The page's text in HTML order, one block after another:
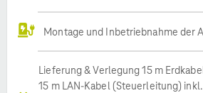
Montage und Inbetriebnahme der
Lieferung & Verlegung 15 m
15 m LAN-Kabel (Steuerleitung) inkl.